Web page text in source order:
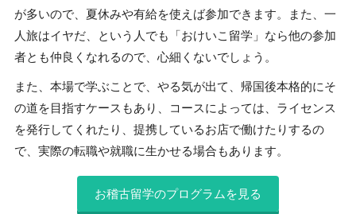
が多いので、夏休みや有給を使えば参加できます。また、一
人旅はイヤだ、という人でも「おけいこ留学」なら他の参加
者とも仲良くなれるので、心細くないでしょう。
また、本場で学ぶことで、やる気が出て、帰国後本格的にそ
の道を目指すケースもあり、コースによっては、ライセンス
を発行してくれたり、提携しているお店で働けたりするの
で、実際の転職や就職に生かせる場合もあります。
お稽古留学のプログラムを見る